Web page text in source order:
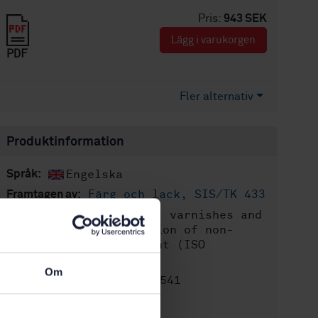
Om
Pris: 943 SEK
PDF
Lägg i varukorgen
Fler alternativ
Produktinformation
Språk: Engelska
Framtagen av: Färg och lack, SIS/TK 433
Internationell titel: Paints, varnishes and
plastics - Determination of non-
volatile-matter content (ISO
STD-80012541